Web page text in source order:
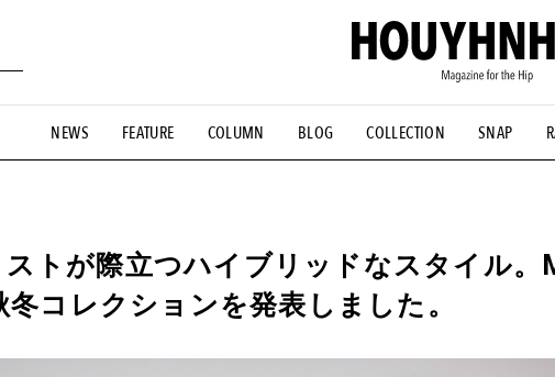
NEWS FEATURE COLUMN BLOG COLLECTION SNAP
れの逸品 #ESSENTIAL DESIGNS #古着サミット #NEW VINTAGE
のYouTube #Commune H #FOCUS IT #AH.H #ととけん
ストが際立つハイブリッドなスタイル。
冬コレクションを発表しました。